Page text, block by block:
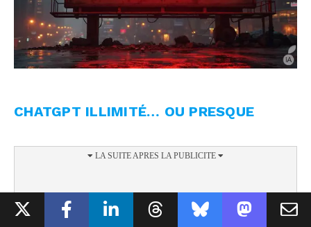
CHATGPT ILLIMITÉ… OU PRESQUE